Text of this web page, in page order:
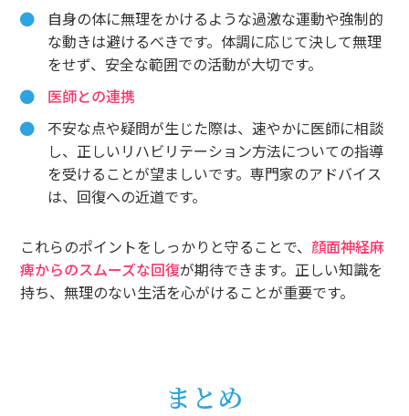
自身の体に無理をかけるような過激な運動や強制的
な動きは避けるべきです。体調に応じて決して無理
をせず、安全な範囲での活動が大切です。
医師との連携
不安な点や疑問が生じた際は、速やかに医師に相談
し、正しいリハビリテーション方法についての指導
を受けることが望ましいです。専門家のアドバイス
は、回復への近道です。
これらのポイントをしっかりと守ることで、顔面神経麻
痺からのスムーズな回復が期待できます。正しい知識を
持ち、無理のない生活を心がけることが重要です。
まとめ